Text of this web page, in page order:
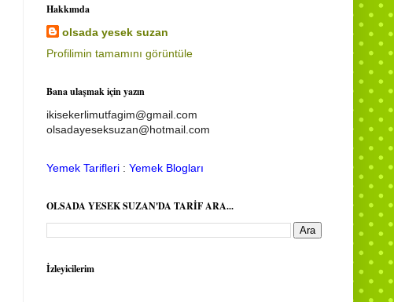
Hakkımda
olsada yesek suzan
Profilimin tamamını görüntüle
Bana ulaşmak için yazın
ikisekerlimutfagim@gmail.com
olsadayeseksuzan@hotmail.com
Yemek Tarifleri : Yemek Blogları
OLSADA YESEK SUZAN'DA TARİF ARA...
İzleyicilerim